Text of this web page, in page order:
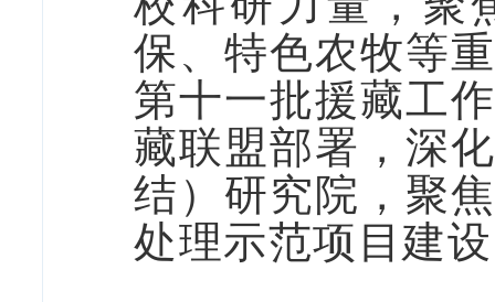
保、特色农牧等
第十一批援藏工
藏联盟部署，深
结）研究院，聚
处理示范项目建